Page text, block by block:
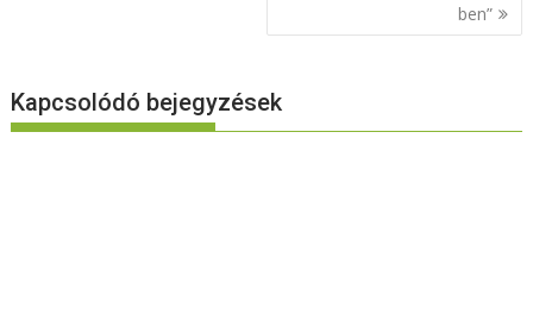
ben”
Kapcsolódó bejegyzések